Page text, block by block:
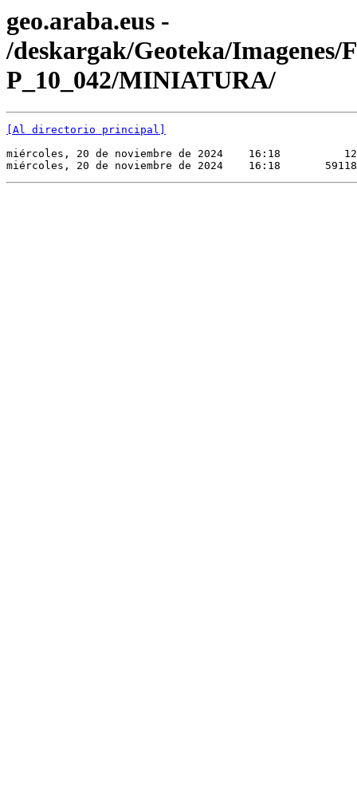
geo.araba.eus -
/deskargak/Geoteka/Imagenes/
P_10_042/MINIATURA/
[Al directorio principal]
miércoles, 20 de noviembre de 2024    16:18
miércoles, 20 de noviembre de 2024    16:18